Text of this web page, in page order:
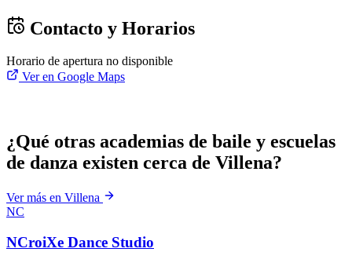
Contacto y Horarios
Horario de apertura no disponible
Ver en Google Maps
¿Qué otras academias de baile y escuelas
de danza existen cerca de Villena?
Ver más en Villena
NC
NCroiXe Dance Studio